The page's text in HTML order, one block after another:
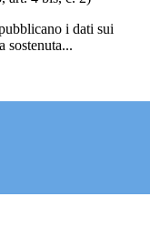
i dati sui
sostenuta...